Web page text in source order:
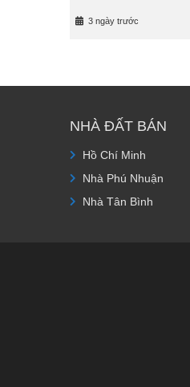
3 ngày trước
NHÀ ĐẤT BÁN
Hồ Chí Minh
Nhà Phú Nhuận
Nhà Tân Bình